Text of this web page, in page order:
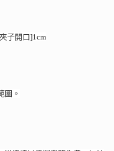
子開口]1cm
圍。